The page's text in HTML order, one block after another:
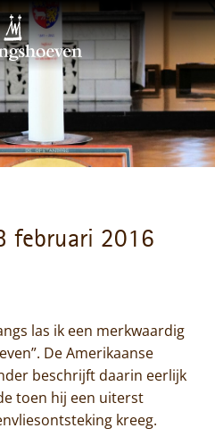
februari 2016
las ik een merkwaardig
De Amerikaanse
beschrijft daarin eerlijk
toen hij een uiterst
kreeg.